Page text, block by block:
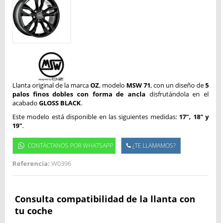
Llanta original de la marcaOZ, modelo MSW 71, con un diseño de5
palos finos dobles con forma de ancla disfrutándola en el
acabado GLOSS BLACK.
Este modelo está disponible en las siguientes medidas: 17", 18" y
19".
CONTÁCTANOS POR WHATSAPP ¿TE LLAMAMOS?
Referencia: W0396
Consulta compatibilidad de la llanta con
tu coche